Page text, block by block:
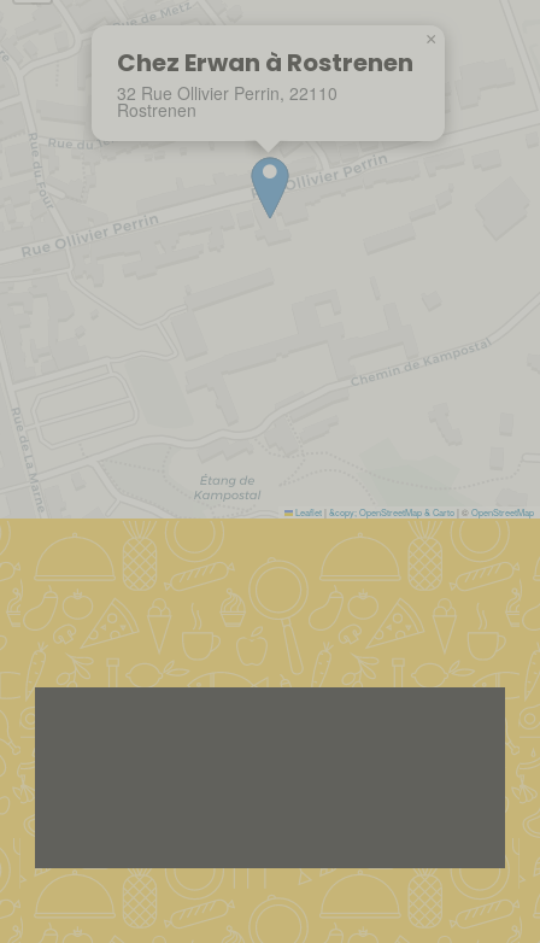
Chez Erwan à Rostrenen
32 Rue Ollivier Perrin, 22110
Rostrenen
×
Leaflet &copy; OpenStreetMap & Carto | ©OpenStreetMap